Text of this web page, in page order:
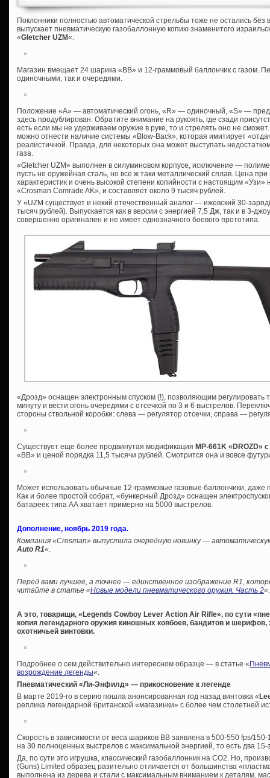
Поклонники полностью автоматической стрельбы тоже не остались
выпускает пневматическую газобаллонную копию знаменитого
«Gletcher UZM«.
Магазин вмещает 24 шарика «ВВ» и 12-граммовый баллончик с газом.
одиночными, так и очередями.
Положение «А» — автоматический огонь, «R» — одиночный, «S» —
здесь продублирован. Обратите внимание на рукоять, где сзади
есть если мы не удерживаем оружие в руке, то и стрелять оно не
можно отнести наличие системы «Blow-Back», которая имитирует
реалистичной. Правда, для некоторых она может выступать
газа.
«Gletcher UZM» выполнен в силуминовом корпусе, исключение —
пусть не оружейная сталь, но все ж таки металлический сплав. Цена
характеристик и очень высокой степени копийности с настоящим
«Crosman Comrade AK», и составляет около 9 тысяч рублей.
У «UZM существует и некий отечественный аналог — ижевский 30-
тысяч рублей). Выпускается как в версии с энергией 7,5 Дж, так и в 3-
совершенно оригинален и не имеет однозначного боевого прототипа.
«Дрозд» оснащен электронным спуском (!), позволяющим регулировать
минуту и вести огонь очередями с отсечкой по 3 и 6 выстрелов.
стороны ствольной коробки: слева — регулятор отсечки, справа —
Существует еще более продвинутая модификация MP-661K «DROZD»
«ВВ» и ценой порядка 11,5 тысячи рублей. Смотрится она и вовсе
Может использовать обычные 12-граммовые газовые баллончики, даже
Как и более простой собрат, «бункерный Дрозд» оснащен
батареек типа АА хватает примерно на 5000 выстрелов.
Дополнение, ноябрь 2019 года.
Компания «Crosman» выпустила очередную новинку —
Auto R1«.
Перед вами лучшее, а точнее — единственное изображение R1,
читайте в статье «Новые модели пневматического оружия. Часть 2«.
А это, товарищи, «Legends Cowboy Lever Action Air Rifle», по сути
копия легендарного оружия киношных ковбоев, бандитов и
охотничьей винтовки.
Подробнее о сем действительно интересном образце — в статье «
возрождение легенды«.
Пневматический «Ли-Энфилд» — прикосновение к легенде
В марте 2019-го в серию пошла анонсированная год назад винтовка «
реплика легендарной британской «магазинки» с более чем столетней
Скорость в зависимости от веса шариков ВВ заявлена в 500-550 fps/
на 30 полноценных выстрелов с максимальной энергией, то есть два
Да, по сути это игрушка, классический газобаллонник на СО2. Но,
(Guns) Limited образец разительно отличается от большинства
выполнена из дерева и стали с максимальным вниманием к деталям,